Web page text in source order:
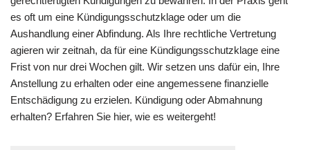
es oft um eine Kündigungsschutzklage oder um die
Aushandlung einer Abfindung. Als Ihre rechtliche Vertretung
agieren wir zeitnah, da für eine Kündigungsschutzklage eine
Frist von nur drei Wochen gilt. Wir setzen uns dafür ein, Ihre
Anstellung zu erhalten oder eine angemessene finanzielle
Entschädigung zu erzielen. Kündigung oder Abmahnung
erhalten? Erfahren Sie hier, wie es weitergeht!